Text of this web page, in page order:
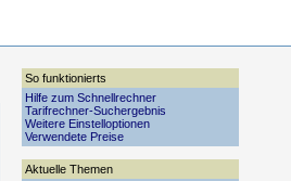
So funktionierts
Hilfe zum Schnellrechner
Tarifrechner-Suchergebnis
Weitere Einstelloptionen
Verwendete Preise
Aktuelle Themen